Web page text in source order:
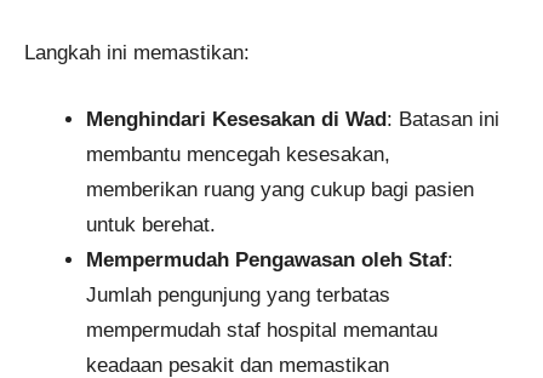
Langkah ini memastikan:
Menghindari Kesesakan di Wad: Batasan ini
membantu mencegah kesesakan,
memberikan ruang yang cukup bagi pasien
untuk berehat.
Mempermudah Pengawasan oleh Staf:
Jumlah pengunjung yang terbatas
mempermudah staf hospital memantau
keadaan pesakit dan memastikan